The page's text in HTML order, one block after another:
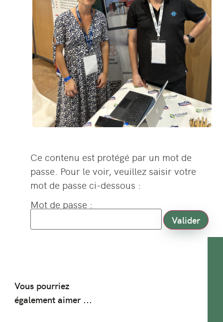
Ce contenu est protégé par un mot de
passe. Pour le voir, veuillez saisir votre
mot de passe ci-dessous :
Mot de passe :
Vous pourriez
également aimer ...